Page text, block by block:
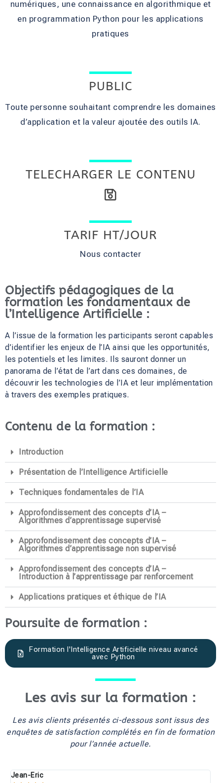
numériques, une connaissance en algorithmique et
en programmation Python pour les applications
pratiques
PUBLIC
Toute personne souhaitant comprendre les domaines
d’application et la valeur ajoutée des outils IA.
TELECHARGER LE CONTENU
TARIF HT/JOUR
Nous contacter
Objectifs pédagogiques de la
formation les fondamentaux de
l’Intelligence Artificielle :
A l’issue de la formation les participants seront capables
d’identifier les enjeux de l’IA ainsi que les opportunités,
les potentiels et les limites. Ils sauront donner un
panorama de l’état de l’art dans ces domaines, de
découvrir les technologies de l’IA et leur implémentation
à travers des exemples pratiques.
Contenu de la formation :
Introduction
Présentation de l’Intelligence Artificielle
Techniques fondamentales de l’IA
Approfondissement des concepts d’IA –
Algorithmes d’apprentissage supervisé
Approfondissement des concepts d’IA –
Algorithmes d’apprentissage non supervisé
Approfondissement des concepts d’IA –
Introduction à l’apprentissage par renforcement
Applications pratiques et éthique de l’IA
Poursuite de formation :
Formation l'Intelligence Artificielle niveau avancé
avec Python
Les avis sur la formation :
Les avis clients présentés ci-dessous sont issus des
enquêtes de satisfaction complétés en fin de formation
pour l’année actuelle.
Jean-Eric